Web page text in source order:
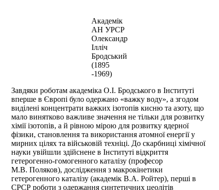
Академік
АН УРСР
Олександр
Ілліч
Бродський
(1895
-1969)
Завдяки роботам академіка О.І. Бродського в Інституті
вперше в Європі було одержано «важку воду», а згодом
виділені концентрати важких ізотопів кисню та азоту, що
мало винятково важливе значення не тільки для розвитку
хімії ізотопів, а й рівною мірою для розвитку ядерної
фізики, становлення та використання атомної енергії у
мирних цілях та військовій техніці. До скарбниці хімічної
науки увійшли здійснене в Інституті відкриття
гетерогенно-гомогенного каталізу (професор
М.В. Поляков), дослідження з макрокінетики
гетерогенного каталізу (академік В.А. Ройтер), перші в
СРСР роботи з одержання синтетичних цеолітів